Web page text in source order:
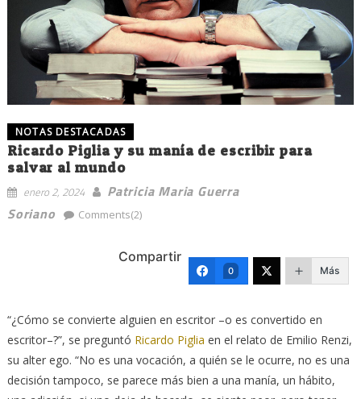
NOTAS DESTACADAS
Ricardo Piglia y su manía de escribir para
salvar al mundo
enero 2, 2024
Patricia Maria Guerra
Soriano
Comments(2)
Compartir
0 Más
“¿Cómo se convierte alguien en escritor –o es convertido en
escritor–?”, se preguntó Ricardo Piglia en el relato de Emilio Renzi,
su alter ego. “No es una vocación, a quién se le ocurre, no es una
decisión tampoco, se parece más bien a una manía, un hábito,